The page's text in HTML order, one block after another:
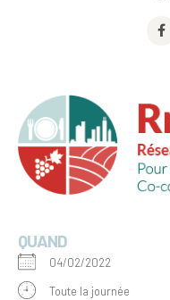
QUAND
04/02/2022
Toute la journée